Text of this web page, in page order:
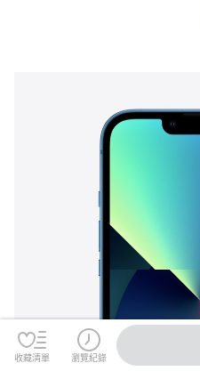
收藏清單 瀏覽紀錄